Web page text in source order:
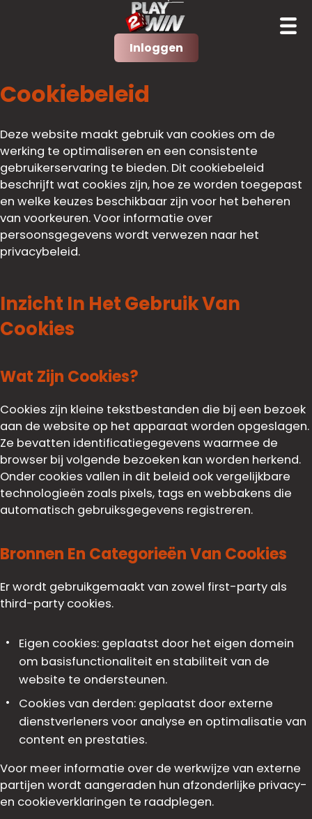
Inloggen
Cookiebeleid
Deze website maakt gebruik van cookies om de
werking te optimaliseren en een consistente
gebruikerservaring te bieden. Dit cookiebeleid
beschrijft wat cookies zijn, hoe ze worden toegepast
en welke keuzes beschikbaar zijn voor het beheren
van voorkeuren. Voor informatie over
persoonsgegevens wordt verwezen naar het
privacybeleid.
Inzicht In Het Gebruik Van
Cookies
Wat Zijn Cookies?
Cookies zijn kleine tekstbestanden die bij een bezoek
aan de website op het apparaat worden opgeslagen.
Ze bevatten identificatiegegevens waarmee de
browser bij volgende bezoeken kan worden herkend.
Onder cookies vallen in dit beleid ook vergelijkbare
technologieën zoals pixels, tags en webbakens die
automatisch gebruiksgegevens registreren.
Bronnen En Categorieën Van Cookies
Er wordt gebruikgemaakt van zowel first-party als
third-party cookies.
Eigen cookies: geplaatst door het eigen domein
om basisfunctionaliteit en stabiliteit van de
website te ondersteunen.
Cookies van derden: geplaatst door externe
dienstverleners voor analyse en optimalisatie van
content en prestaties.
Voor meer informatie over de werkwijze van externe
partijen wordt aangeraden hun afzonderlijke privacy-
en cookieverklaringen te raadplegen.